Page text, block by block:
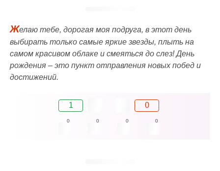
Желаю тебе, дорогая моя подруга, в этот день
выбирать только самые яркие звезды, плыть на
самом красивом облаке и смеяться до слез! День
рождения – это пункт отправления новых побед и
достижений.
1 0
0 0 0 0